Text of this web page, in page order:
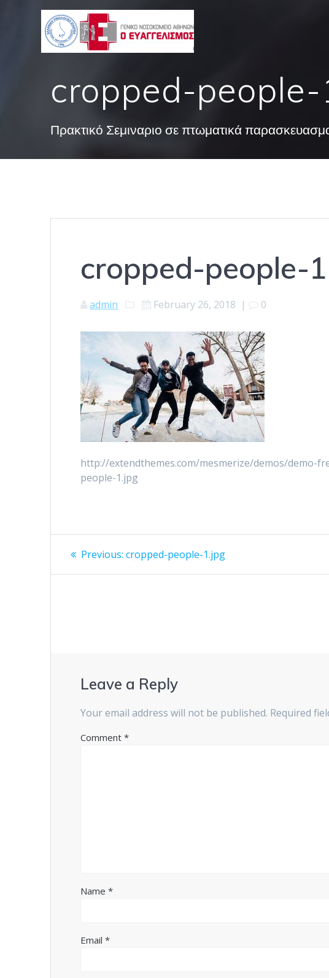
cropped-people-
Πρακτικό Σεμιναριο σε πτωματικά
cropped-people-
admin February 26, 2018 | 0
http://extendthemes.com/mesmerize/demos/demo-
people-1.jpg
Post
navigation
Previous: Previous
cropped-people-1.jpg
Leave a Reply
Your email address will not be published. Required
Comment*
Name*
Email*